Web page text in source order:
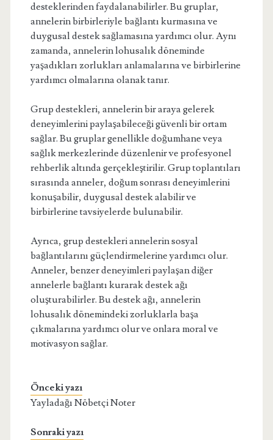
desteklerinden faydalanabilirler. Bu gruplar,
annelerin birbirleriyle bağlantı kurmasına ve
duygusal destek sağlamasına yardımcı olur. Aynı
zamanda, annelerin lohusalık döneminde
yaşadıkları zorlukları anlamalarına ve birbirlerine
yardımcı olmalarına olanak tanır.
Grup destekleri, annelerin bir araya gelerek
deneyimlerini paylaşabileceği güvenli bir ortam
sağlar. Bu gruplar genellikle doğumhane veya
sağlık merkezlerinde düzenlenir ve profesyonel
rehberlik altında gerçekleştirilir. Grup toplantıları
sırasında anneler, doğum sonrası deneyimlerini
konuşabilir, duygusal destek alabilir ve
birbirlerine tavsiyelerde bulunabilir.
Ayrıca, grup destekleri annelerin sosyal
bağlantılarını güçlendirmelerine yardımcı olur.
Anneler, benzer deneyimleri paylaşan diğer
annelerle bağlantı kurarak destek ağı
oluşturabilirler. Bu destek ağı, annelerin
lohusalık dönemindeki zorluklarla başa
çıkmalarına yardımcı olur ve onlara moral ve
motivasyon sağlar.
Önceki yazı
Yayladağı Nöbetçi Noter
Sonraki yazı